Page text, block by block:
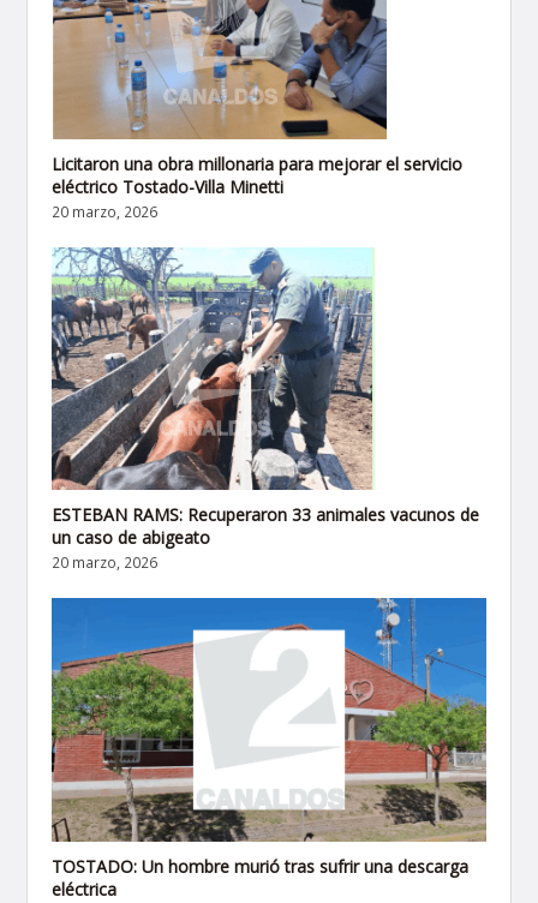
Licitaron una obra millonaria para mejorar el servicio
eléctrico Tostado-Villa Minetti
20 marzo, 2026
ESTEBAN RAMS: Recuperaron 33 animales vacunos de
un caso de abigeato
20 marzo, 2026
TOSTADO: Un hombre murió tras sufrir una descarga
eléctrica